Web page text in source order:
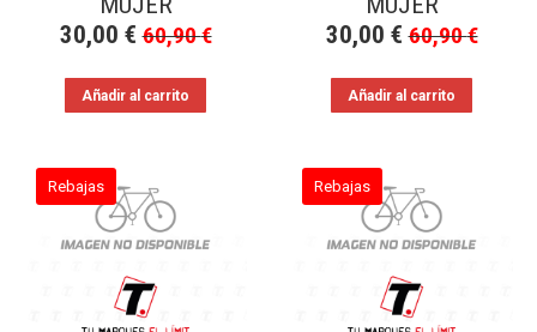
30,00 € 60,90€
Añadir al carrito
30,00 € 60,90€
Añadir al carrito
Rebajas Rebajas